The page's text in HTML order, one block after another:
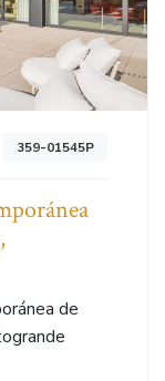
359-01545P
de